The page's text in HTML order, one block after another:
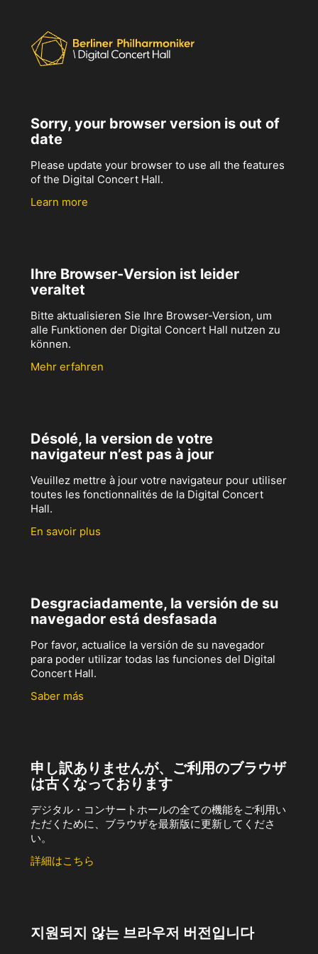
Sorry, your browser version is out of
date
Please update your browser to use all the features
of the Digital Concert Hall.
Learn more
Ihre Browser-Version ist leider
veraltet
Bitte aktualisieren Sie Ihre Browser-Version, um
alle Funktionen der Digital Concert Hall nutzen zu
können.
Mehr erfahren
Désolé, la version de votre
navigateur n’est pas à jour
Veuillez mettre à jour votre navigateur pour utiliser
toutes les fonctionnalités de la Digital Concert
Hall.
En savoir plus
Desgraciadamente, la versión de su
navegador está desfasada
Por favor, actualice la versión de su navegador
para poder utilizar todas las funciones del Digital
Concert Hall.
Saber más
申し訳ありませんが、ご利用のブラウザ
は古くなっております
デジタル・コンサートホールの全ての機能をご利用い
ただくために、ブラウザを最新版に更新してくださ
い。
詳細はこちら
지원되지 않는 브라우저 버전입니다